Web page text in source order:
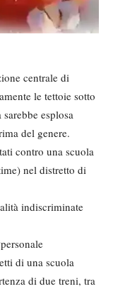
centrale di
le tettoie sotto
esplosa
del genere.
contro una scuola
nel distretto di
indiscriminate
di una scuola
di due treni, tra